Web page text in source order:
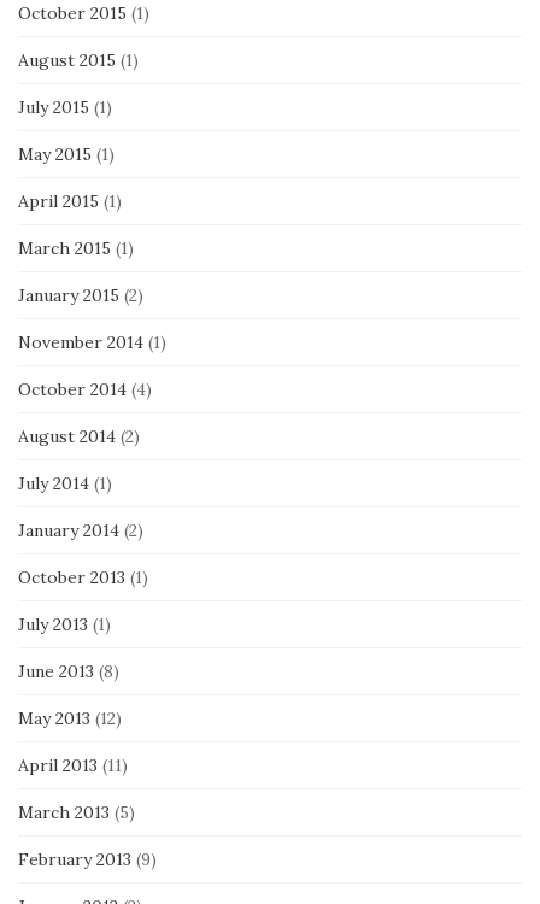
October 2015 (1)
August 2015 (1)
July 2015 (1)
May 2015 (1)
April 2015 (1)
March 2015 (1)
January 2015 (2)
November 2014 (1)
October 2014 (4)
August 2014 (2)
July 2014 (1)
January 2014 (2)
October 2013 (1)
July 2013 (1)
June 2013 (8)
May 2013 (12)
April 2013 (11)
March 2013 (5)
February 2013 (9)